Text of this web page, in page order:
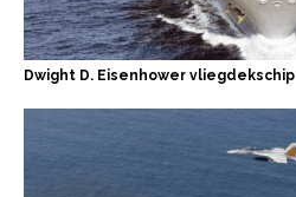
Dwight D. Eisenhower vliegdekschip